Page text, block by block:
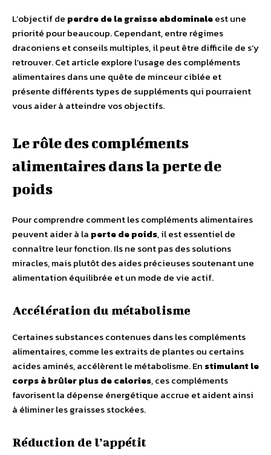
L’objectif de perdre de la graisse abdominaleest une
priorité pour beaucoup. Cependant, entre régimes
draconiens et conseils multiples, il peut être difficile de s’y
retrouver. Cet article explore l’usage des compléments
alimentaires dans une quête de minceur ciblée et
présente différents types de suppléments qui pourraient
vous aider à atteindre vos objectifs.
Le rôle des compléments
alimentaires dans la perte de
poids
Pour comprendre comment les compléments alimentaires
peuvent aider à la perte de poids, il est essentiel de
connaître leur fonction. Ils ne sont pas des solutions
miracles, mais plutôt des aides précieuses soutenant une
alimentation équilibrée et un mode de vie actif.
Accélération du métabolisme
Certaines substances contenues dans les compléments
alimentaires, comme les extraits de plantes ou certains
acides aminés, accélèrent le métabolisme. En stimulant le
corps à brûler plus de calories, ces compléments
favorisent la dépense énergétique accrue et aident ainsi
à éliminer les graisses stockées.
Réduction de l’appétit